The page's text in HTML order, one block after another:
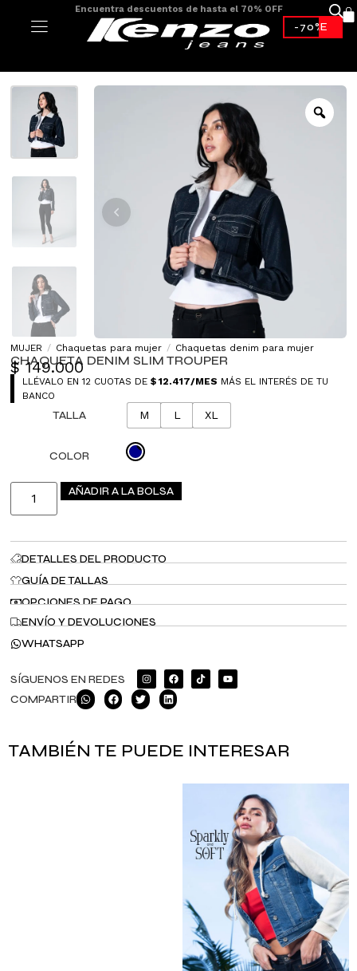
Encuentra descuentos de hasta el 70% OFF
-70%*
MUJER / Chaquetas para mujer / Chaquetas denim para mujer
CHAQUETA DENIM SLIM TROUPER
$149.000
LLÉVALO EN 12 CUOTAS DE$ 12.417/MES MÁS EL INTERÉS DE TU
BANCO
TALLA M L XL
COLOR
AÑADIR A LA BOLSA
DETALLES DEL PRODUCTO
GUÍA DE TALLAS
OPCIONES DE PAGO
ENVÍO Y DEVOLUCIONES
WHATSAPP
SÍGUENOS EN REDES
COMPARTIR
TAMBIÉN TE PUEDE INTERESAR